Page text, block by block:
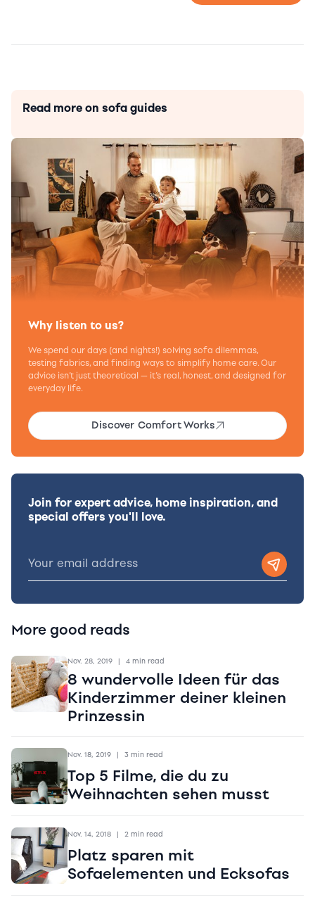
Read more on sofa guides
Why listen to us?
We spend our days (and nights!) solving sofa dilemmas,
testing fabrics, and finding ways to simplify home care. Our
advice isn’t just theoretical — it’s real, honest, and designed for
everyday life.
Discover Comfort Works
Join for expert advice, home inspiration, and
special offers you'll love.
More good reads
Nov. 28, 2019 | 4 min read
8 wundervolle Ideen für das
Kinderzimmer deiner kleinen
Prinzessin
Nov. 18, 2019 | 3 min read
Top 5 Filme, die du zu
Weihnachten sehen musst
Nov. 14, 2018 | 2 min read
Platz sparen mit
Sofaelementen und Ecksofas